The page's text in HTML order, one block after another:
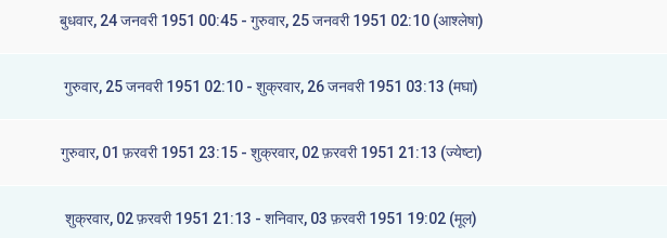
बुधवार, 24 जनवरी 1951 00:45 - गुरुवार, 25 जनवरी 1951 02:10 (आश्लेषा)
गुरुवार, 25 जनवरी 1951 02:10 - शुक्रवार, 26 जनवरी 1951 03:13 (मघा)
गुरुवार, 01 फ़रवरी 1951 23:15 - शुक्रवार, 02 फ़रवरी 1951 21:13 (ज्येष्टा)
शुक्रवार, 02 फ़रवरी 1951 21:13 - शनिवार, 03 फ़रवरी 1951 19:02 (मूल)